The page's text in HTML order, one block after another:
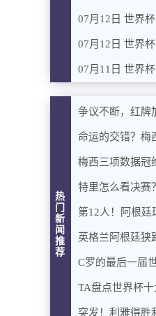
07月12日 世界
07月12日 世界
07月11日 世界
热
门
新
闻
推
荐
争议不断，红
命运的交错？梅
梅西三项数据冠
特里怎么看决赛
第12人！阿根廷
英格兰阿根廷狭
C罗的最后一届
TA盘点世界杯
突发！利雅得胜